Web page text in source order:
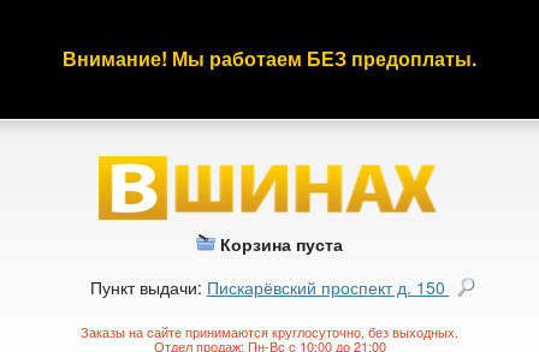
Внимание! Мы работаем БЕЗ предоплаты.
Корзина пуста
Пункт выдачи: Пискарёвский проспект д. 150
Заказы на сайте принимаются круглосуточно, без выходных.
Отдел продаж: Пн-Вс с 10:00 до 21:00